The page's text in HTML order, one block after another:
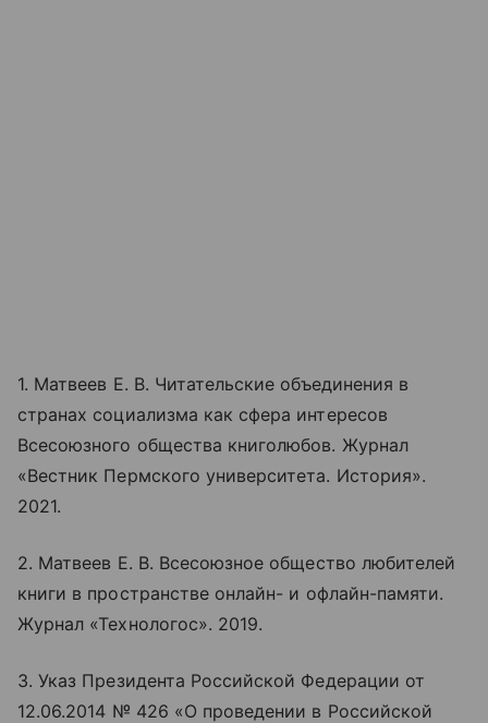
1. Матвеев Е. В. Читательские объединения в
странах социализма как сфера интересов
Всесоюзного общества книголюбов. Журнал
«Вестник Пермского университета. История».
2021.
2. Матвеев Е. В. Всесоюзное общество любителей
книги в пространстве онлайн- и офлайн-памяти.
Журнал «Технологос». 2019.
3. Указ Президента Российской Федерации от
12.06.2014 № 426 «О проведении в Российской